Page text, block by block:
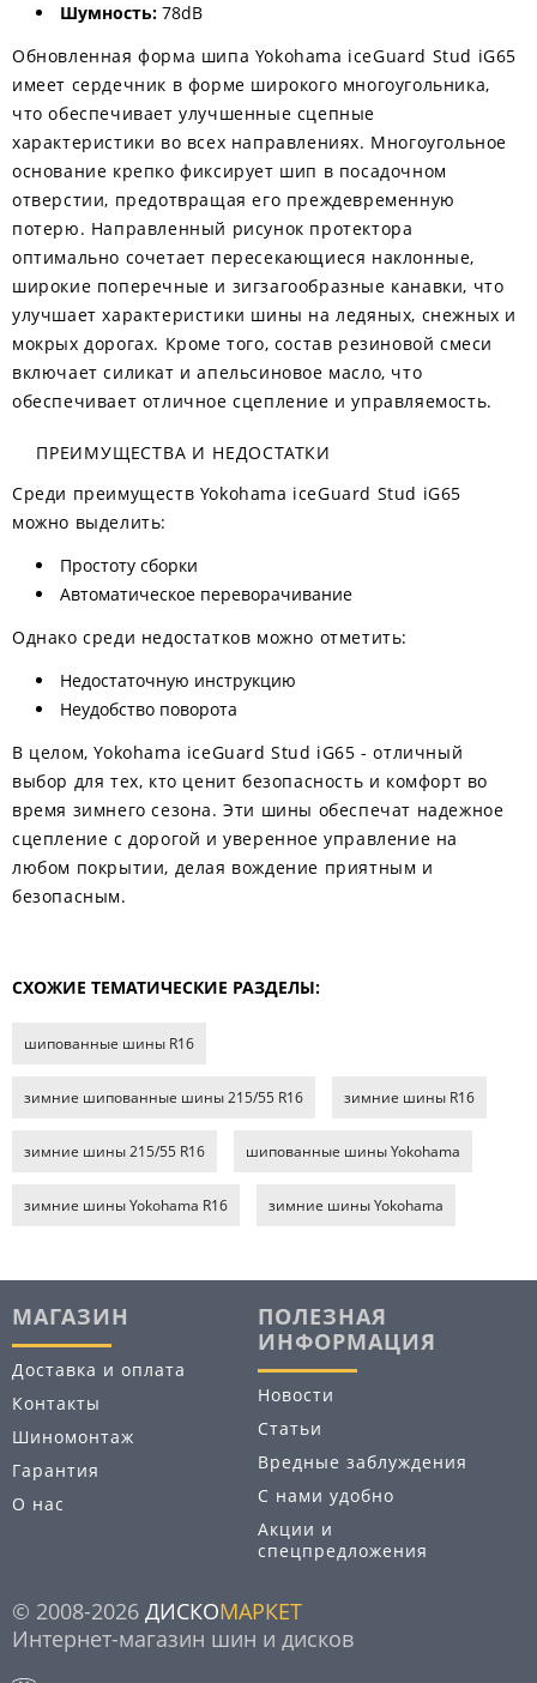
Шумность: 78dB
Обновленная форма шипа Yokohama iceGuard Stud iG65
имеет сердечник в форме широкого многоугольника,
что обеспечивает улучшенные сцепные
характеристики во всех направлениях. Многоугольное
основание крепко фиксирует шип в посадочном
отверстии, предотвращая его преждевременную
потерю. Направленный рисунок протектора
оптимально сочетает пересекающиеся наклонные,
широкие поперечные и зигзагообразные канавки, что
улучшает характеристики шины на ледяных, снежных и
мокрых дорогах. Кроме того, состав резиновой смеси
включает силикат и апельсиновое масло, что
обеспечивает отличное сцепление и управляемость.
ПРЕИМУЩЕСТВА И НЕДОСТАТКИ
Среди преимуществ Yokohama iceGuard Stud iG65
можно выделить:
Простоту сборки
Автоматическое переворачивание
Однако среди недостатков можно отметить:
Недостаточную инструкцию
Неудобство поворота
В целом, Yokohama iceGuard Stud iG65 - отличный
выбор для тех, кто ценит безопасность и комфорт во
время зимнего сезона. Эти шины обеспечат надежное
сцепление с дорогой и уверенное управление на
любом покрытии, делая вождение приятным и
безопасным.
СХОЖИЕ ТЕМАТИЧЕСКИЕ РАЗДЕЛЫ:
шипованные шины R16
зимние шипованные шины 215/55 R16 зимние шины R16
зимние шины 215/55 R16 шипованные шины Yokohama
зимние шины Yokohama R16 зимние шины Yokohama
МАГАЗИН
Доставка и оплата
Контакты
Шиномонтаж
Гарантия
О нас
ПОЛЕЗНАЯ
ИНФОРМАЦИЯ
Новости
Статьи
Вредные заблуждения
С нами удобно
Акции и
спецпредложения
© 2008-2026 ДИСКОМАРКЕТ
Интернет-магазин шин и дисков